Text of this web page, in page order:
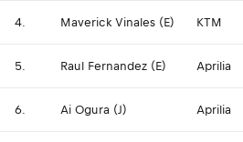
4. Maverick Vinales (E) KTM
5. Raul Fernandez (E) Aprilia
6. Ai Ogura (J) Aprilia